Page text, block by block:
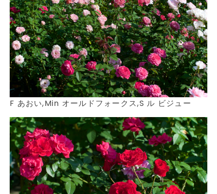
F あおい,Min オールドフォークス,S ル ビジュー